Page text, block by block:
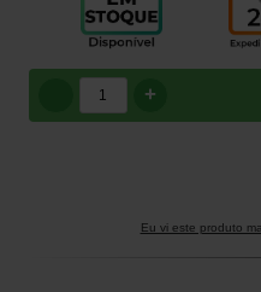
+
Eu vi este produto